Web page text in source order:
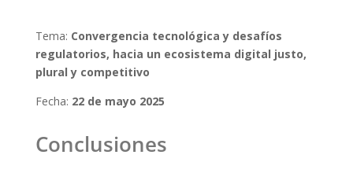
Tema: Convergencia tecnológica y desafíos
regulatorios, hacia un ecosistema digital justo,
plural y competitivo
Fecha: 22 de mayo 2025
Conclusiones